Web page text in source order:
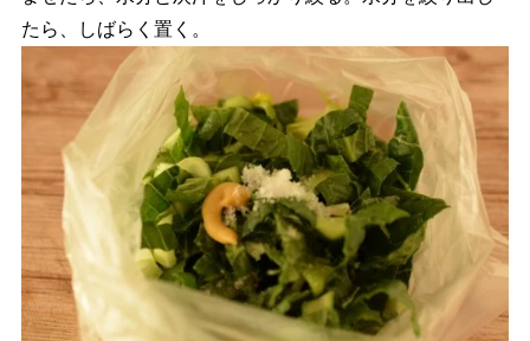
たら、しばらく置く。